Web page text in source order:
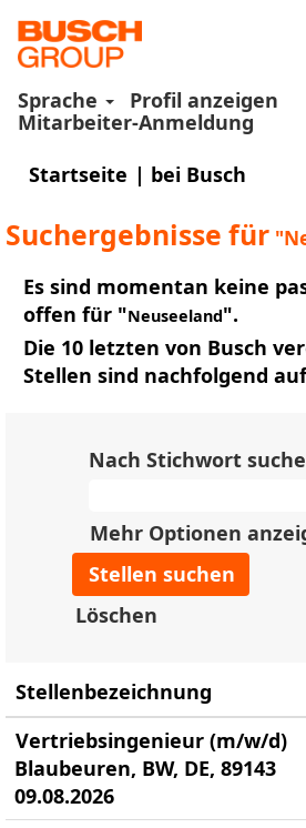
Sprache
Profil anzeigen
Mitarbeiter-Anmeldung
Startseite | bei Busch
Suchergebnisse für
Es sind momentan keine
offen für "Neuseeland".
Die 10 letzten von Busch
Stellen sind nachfolgend
Nach Stichwort
Mehr Optionen
Löschen
Stellenbezeichnung
Vertriebsingenieur (m/w/d)
Blaubeuren, BW, DE, 89143
09.08.2026